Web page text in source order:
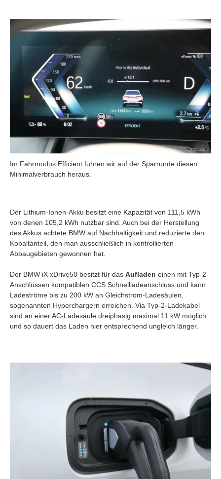
Im Fahrmodus Efficient fuhren wir auf der Sparrunde diesen
Minimalverbrauch heraus.
Der Lithium-Ionen-Akku besitzt eine Kapazität von 111,5 kWh
von denen 105,2 kWh nutzbar sind. Auch bei der Herstellung
des Akkus achtete BMW auf Nachhaltigkeit und reduzierte den
Kobaltanteil, den man ausschließlich in kontrollierten
Abbaugebieten gewonnen hat.
Der BMW iX xDrive50 besitzt für das Aufladen einen mit Typ-2-
Anschlüssen kompatiblen CCS Schnellladeanschluss und kann
Ladeströme bis zu 200 kW an Gleichstrom-Ladesäulen,
sogenannten Hyperchargern erreichen. Via Typ-2-Ladekabel
sind an einer AC-Ladesäule dreiphasig maximal 11 kW möglich
und so dauert das Laden hier entsprechend ungleich länger.